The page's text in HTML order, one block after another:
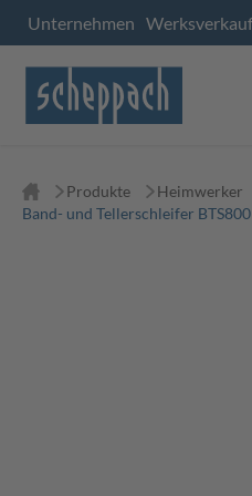
Unternehmen Werksverkauf
Produkte Heimwerker
Band- und Tellerschleifer